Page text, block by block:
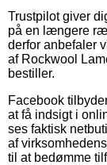
Trustpilot giver
på en længere
derfor anbefaler
af Rockwool
bestiller.
Facebook
at få indsigt i
ses faktisk
af
til at bedømme